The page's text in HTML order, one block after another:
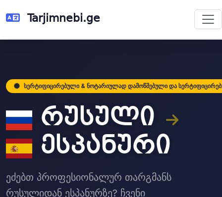
Tarjimnebi.ge
სერტიფიცირებული & ნოტარიულად დამოწმებული და
რუსული
ესპანური
ეძებთ პროფესიონალურ თარგმანს
რუსულიდან ესპანურზე? ჩვენი